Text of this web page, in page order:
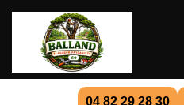
04 82 29 28 30